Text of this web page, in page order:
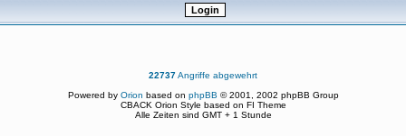
22737Angriffe abgewehrt
Powered by Orion based on phpBB © 2001, 2002 phpBB Group
CBACK Orion Style based on FI Theme
Alle Zeiten sind GMT + 1 Stunde